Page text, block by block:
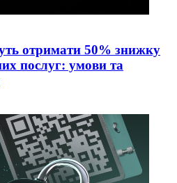
отримати 50% знижку
послуг: умови та